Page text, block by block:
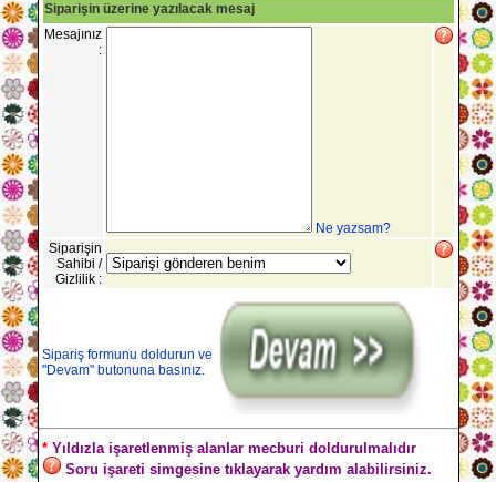
Siparişin üzerine yazılacak mesaj
Mesajınız
:
Ne yazsam?
Siparişin
Sahibi /
Gizlilik :
Sipariş formunu doldurun ve
"Devam" butonuna basınız.
* Yıldızla işaretlenmiş alanlar mecburi doldurulmalıdır
Soru işareti simgesine tıklayarak yardım alabilirsiniz.